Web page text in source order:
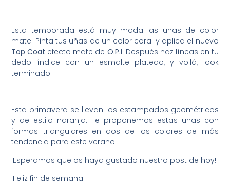
Esta temporada está muy moda las uñas de color
mate. Pinta tus uñas de un color coral y aplica el nuevo
Top Coat efecto mate de O.P.I. Después haz líneas en tu
dedo índice con un esmalte platedo, y voilá, look
terminado.
Esta primavera se llevan los estampados geométricos
y de estilo naranja. Te proponemos estas uñas con
formas triangulares en dos de los colores de más
tendencia para este verano.
¡Esperamos que os haya gustado nuestro post de hoy!
¡Feliz fin de semana!